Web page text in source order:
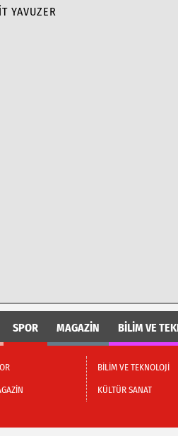
YAVUZER
SPOR MAGAZİN BİLİM VE
BİLİM VE TEKNOLOJİ
KÜLTÜR SANAT